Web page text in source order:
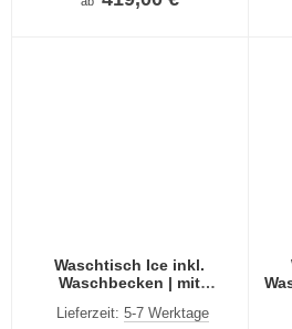
Waschtisch Ice inkl.
Waschbecken | mit
Hochglanz
Lieferzeit: 5-7 Werktage